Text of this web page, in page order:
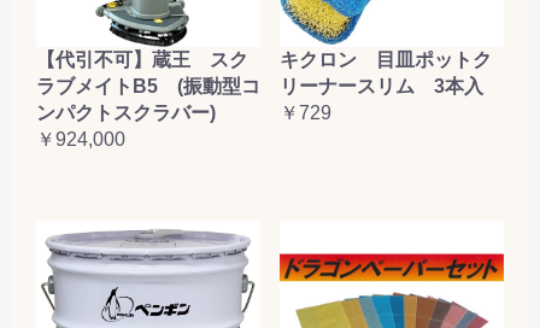
【代引不可】蔵王 スク
ラブメイトB5 (振動型コ
ンパクトスクラバー)
￥924,000
キクロン 目皿ポットク
リーナースリム 3本入
￥729